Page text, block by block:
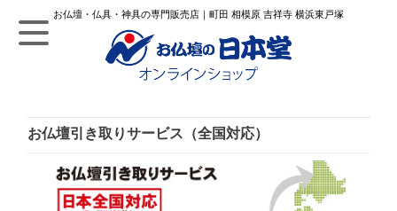
お仏壇・仏具・神具の専門販売店｜町田 相模原 吉祥寺 横浜東戸塚
お仏壇引き取りサービス（全国対応）